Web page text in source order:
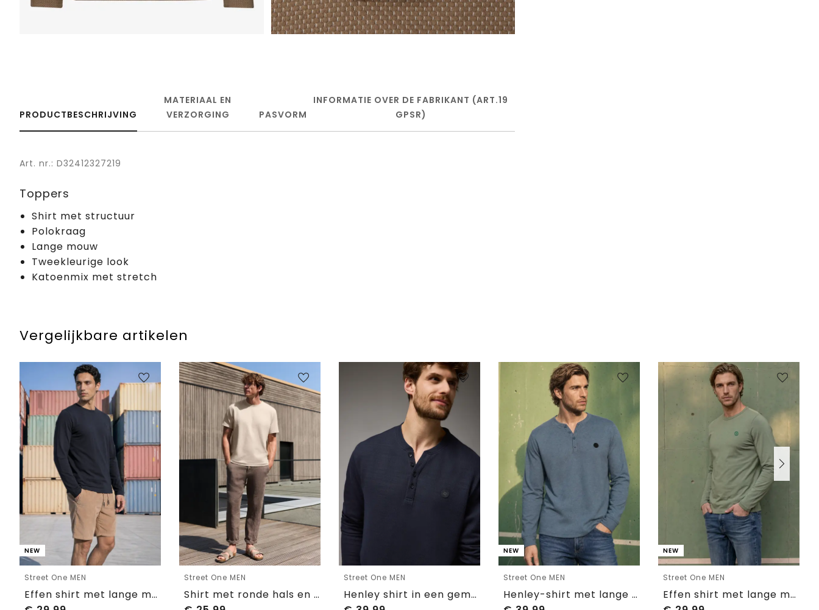
PRODUCTBESCHRIJVING
MATERIAAL EN
VERZORGING
PASVORM
INFORMATIE OVER DE FABRIKANT (ART.19
GPSR)
Art. nr.: D32412327219
Toppers
Shirt met structuur
Polokraag
Lange mouw
Tweekleurige look
Katoenmix met stretch
Vergelijkbare artikelen
NEW
Street One MEN
Effen shirt met lange mouwen en ronde hals
Street One MEN
Shirt met ronde hals en gebreide textuur
Street One MEN
Henley shirt in een gemêleerde look
NEW
Street One MEN
Henley-shirt met lange mouwen in gemêleerde look
NEW
Street One MEN
Effen shirt met lange mouwen en ronde hals